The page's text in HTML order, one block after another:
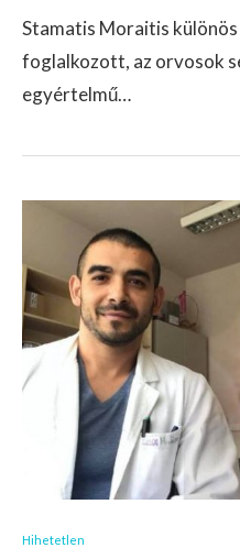
Stamatis Moraitis különös
foglalkozott, az orvosok
egyértelmű…
Hihetetlen